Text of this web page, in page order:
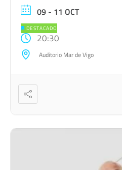
madrileño vuelve para
única, alocada e
espectáculos en Vigo para
09 - 11 OCT
DESTACADO
20:30
Auditorio Mar de Vigo